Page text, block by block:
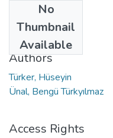
No
Thumbnail
Available
2020
Authors
Türker, Hüseyin
Ünal, Bengü Türkyılmaz
Access Rights